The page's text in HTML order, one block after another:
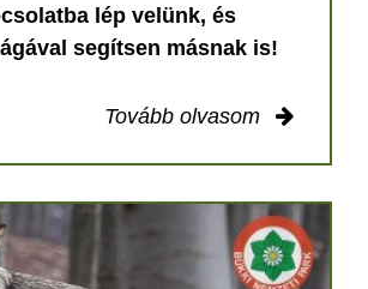
lép velünk, és
segítsen másnak is!
Tovább olvasom